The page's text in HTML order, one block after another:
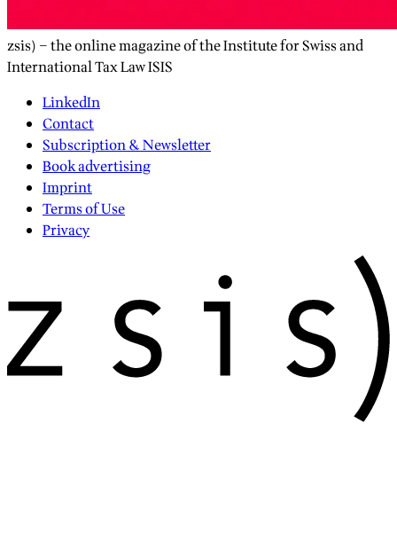
zsis) – the online magazine of the Institute for Swiss and
International Tax Law ISIS
LinkedIn
Contact
Subscription & Newsletter
Book advertising
Imprint
Terms of Use
Privacy